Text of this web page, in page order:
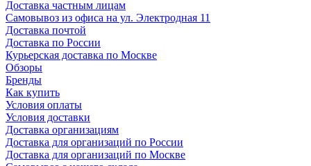
Доставка частным лицам
Самовывоз из офиса на ул. Электродная 11
Доставка почтой
Доставка по России
Курьерская доставка по Москве
Обзоры
Бренды
Как купить
Условия оплаты
Условия доставки
Доставка организациям
Доставка для организаций по России
Доставка для организаций по Москве